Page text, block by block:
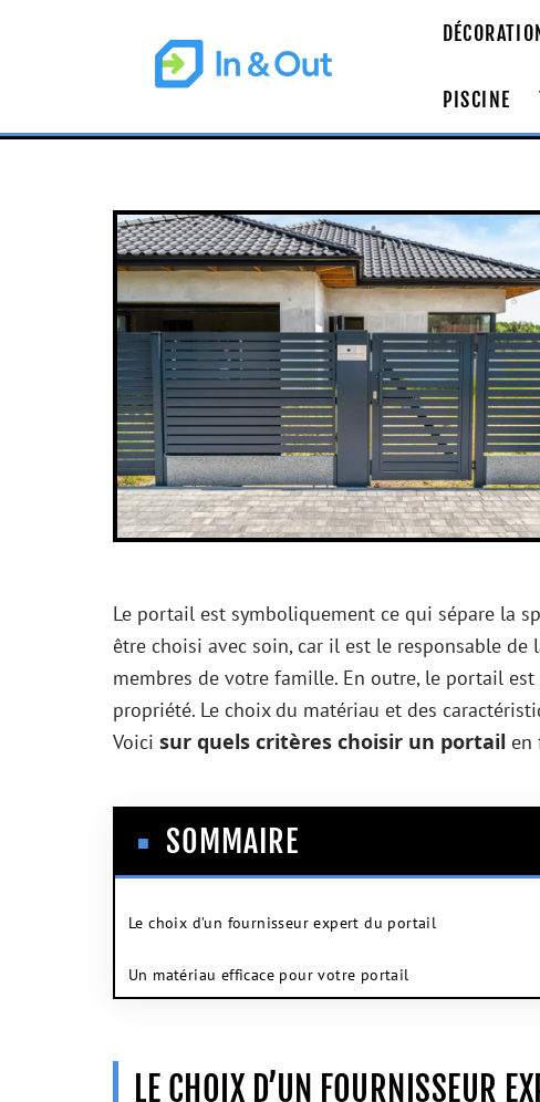
PISCINE
Le portail est symboliquement ce qui sépare la
être choisi avec soin, car il est le responsable
membres de votre famille. En outre, le portail est
propriété. Le choix du matériau et des
Voici sur quels critères choisir un portail en
SOMMAIRE
Le choix d’un fournisseur expert du portail
Un matériau efficace pour votre portail
LE CHOIX D’UN FOURNISSEUR